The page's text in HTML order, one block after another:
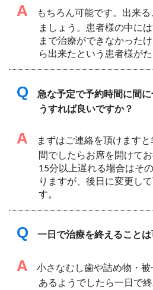
A
もちろん可能です。出来
ましょう。患者様の中に
まで治療ができなかった
ら出来たという患者様が
Q
急な予定で予約時間に間
うすれば良いですか？
A
まずはご連絡を頂けます
間でしたらお席を開けて
15分以上遅れる場合はそ
りますが、後日に変更し
す。
Q 一日で治療を終えることは
A
小さなむし歯や詰め物・
あるようでしたら一日で